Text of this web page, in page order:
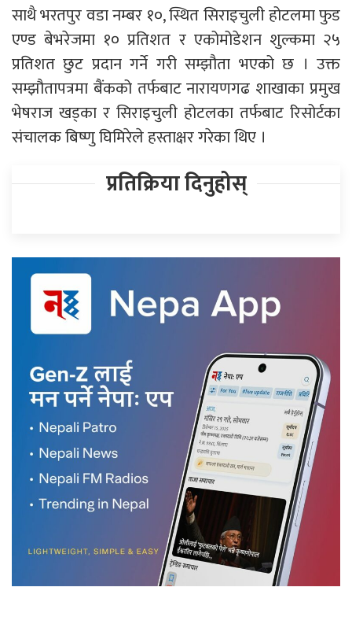
साथै भरतपुर वडा नम्बर १०, स्थित सिराइचुली होटलमा फुड
एण्ड बेभरेजमा १० प्रतिशत र एकोमोडेशन शुल्कमा २५
प्रतिशत छुट प्रदान गर्ने गरी सम्झौता भएको छ । उक्त
सम्झौतापत्रमा बैंकको तर्फबाट नारायणगढ शाखाका प्रमुख
भेषराज खड्का र सिराइचुली होटलका तर्फबाट रिसोर्टका
संचालक बिष्णु घिमिरेले हस्ताक्षर गरेका थिए ।
प्रतिक्रिया दिनुहोस्